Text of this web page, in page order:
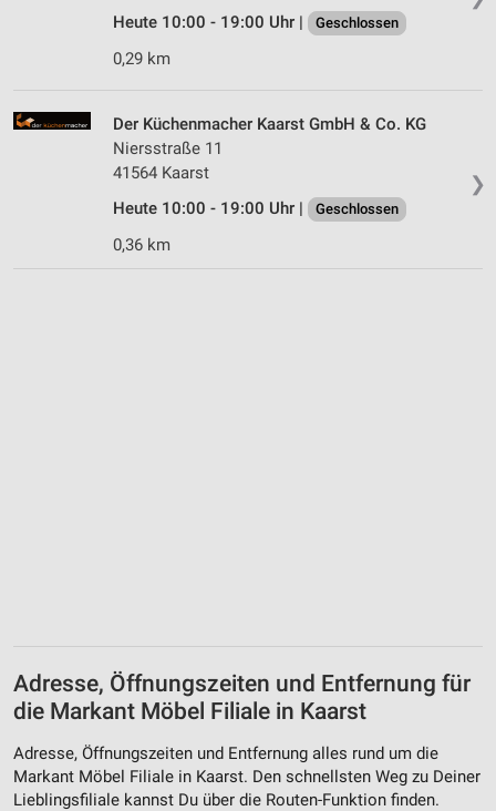
Heute 10:00 - 19:00 Uhr | Geschlossen
0,29 km
❯
Der Küchenmacher Kaarst GmbH & Co. KG
Niersstraße 11
41564 Kaarst
Heute 10:00 - 19:00 Uhr |
Geschlossen
0,36 km
Adresse, Öffnungszeiten und Entfernung für
die Markant Möbel Filiale in Kaarst
Adresse, Öffnungszeiten und Entfernung alles rund um die
Markant Möbel Filiale in Kaarst. Den schnellsten Weg zu Deiner
Lieblingsfiliale kannst Du über die Routen-Funktion finden.